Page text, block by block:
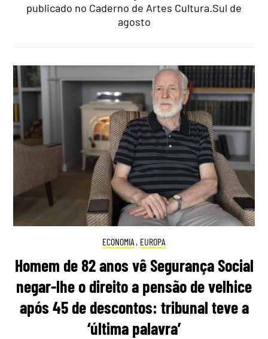
publicado no Caderno de Artes Cultura.Sul de
agosto
ECONOMIA , EUROPA
Homem de 82 anos vê Segurança Social
negar-lhe o direito a pensão de velhice
após 45 de descontos: tribunal teve a
‘última palavra’